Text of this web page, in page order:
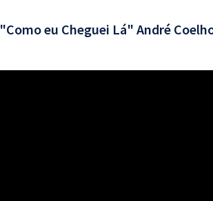
"Como eu Cheguei Lá" André